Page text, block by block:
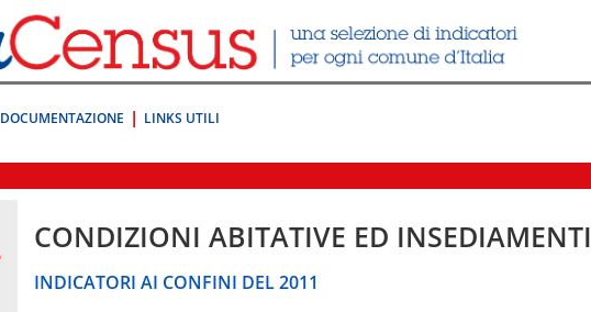
DOCUMENTAZIONE LINKS UTILI
CONDIZIONI ABITATIVE ED INSEDIAMENTI
INDICATORI AI CONFINI DEL 2011